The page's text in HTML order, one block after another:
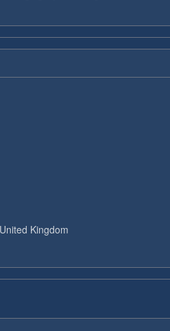
Kingdom